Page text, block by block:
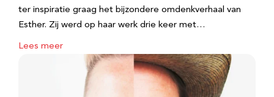
ter inspiratie graag het bijzondere omdenkverhaal van
Esther. Zij werd op haar werk drie keer met…
Lees meer